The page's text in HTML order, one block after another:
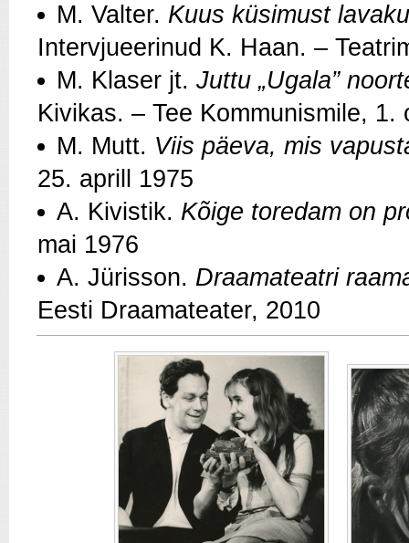
M. Valter. Kuus küsimust
Intervjueerinud K. Haan. –
M. Klaser jt. Juttu „Ugala”
Kivikas. – Tee Kommunismile, 1.
M. Mutt. Viis päeva, mis
25. aprill 1975
A. Kivistik. Kõige toredam on
mai 1976
A. Jürisson. Draamateatri
Eesti Draamateater, 2010